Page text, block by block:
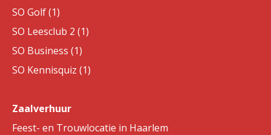
SO Golf (1)
SO Leesclub 2 (1)
SO Business (1)
SO Kennisquiz (1)
Zaalverhuur
Feest- en Trouwlocatie in Haarlem